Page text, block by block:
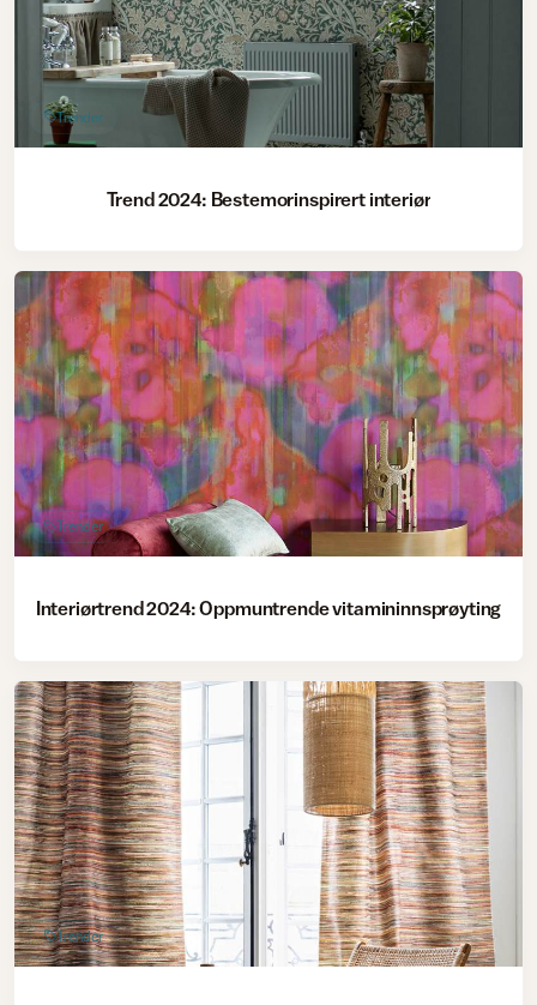
Trender
Trend 2024: Bestemorinspirert interiør
Trender
Interiørtrend 2024: Oppmuntrende vitamininnsprøyting
Trender